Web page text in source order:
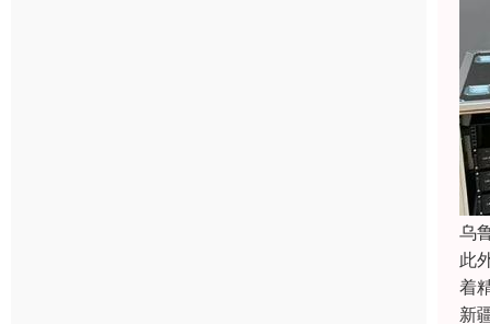
乌
此
着
新